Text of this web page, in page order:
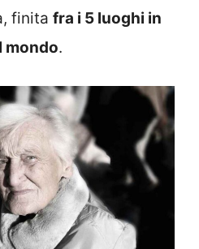
finita fra i 5 luoghi in
mondo.